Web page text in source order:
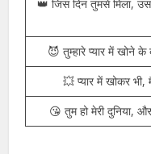
😎 मेरे ऐटिटूड का राज़
💯 मेरी पहचान और
👑 जिस दिन तुमसे मिला, उस